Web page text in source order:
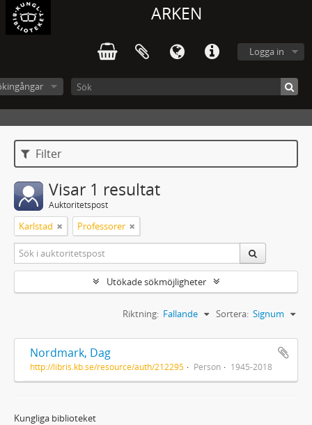
ARKEN
Logga in
Filter
Visar 1 resultat
Auktoritetspost
Karlstad Professorer
Utökade sökmöjligheter
Sortera: Signum
Riktning: Fallande
Nordmark, Dag
http://libris.kb.se/resource/auth/212295 Person 1945-2018
Kungliga biblioteket